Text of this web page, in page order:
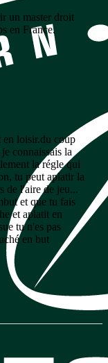
un master droit
en France.
en loisir.du coup
connaissais la
la régle qui
tu peut aplatir la
de l'aire de jeu...
et que tu fais
et aplatit en
tu n'es pas
en but